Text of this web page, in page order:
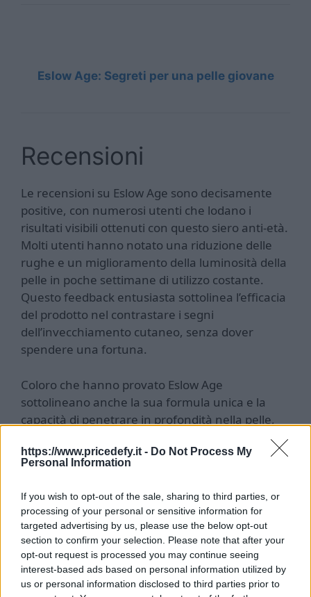
https://www.pricedefy.it - Do Not Process My
Personal Information
If you wish to opt-out of the sale, sharing to third parties, or
processing of your personal or sensitive information for
targeted advertising by us, please use the below opt-out
section to confirm your selection. Please note that after your
opt-out request is processed you may continue seeing
interest-based ads based on personal information utilized by
us or personal information disclosed to third parties prior to
Eslow Age: Segreti per una pelle giovane
Recensioni
Le recensioni su Eslow Age sono decisamente
positive, con numerosi utenti che lodano i
risultati visibili ottenuti con questo siero anti-età.
Molti utenti hanno notato una riduzione delle
rughe e un miglioramento della luminosità della
pelle in poche settimane di utilizzo costante.
Questo feedback entusiasta sottolinea l’efficacia
del prodotto nel contrastare i segni
dell’invecchiamento cutaneo, senza dover
spendere una fortuna.
Coloro che hanno provato Eslow Age
sottolineano anche la sua formula unica e la
capacità di penetrare in profondità nella pelle,
mantenendo un’idratazione ottimale. Questi
aspetti cruciali contribuiscono a rendere Eslow
desiderano una pelle più giovane e sana senza
dover investire in costosi trattamenti anti-età.
In definitiva, le recensioni su Eslow Age
confermano la sua efficacia e la sua
convenienza, rendendolo una scelta intelligente